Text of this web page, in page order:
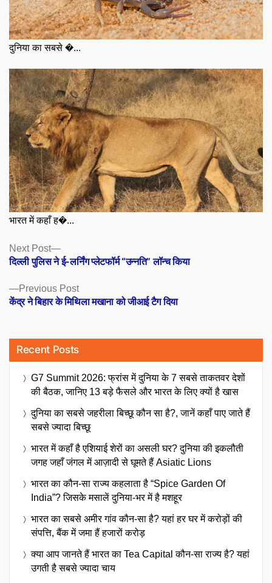
दुनिया का सबसे �...
भारत में कहाँ ह�...
Posts
navigation
Previous PostPrevious
post:
केंद्र ने बिहार के मिथिला मखाना को जीआई टैग दिया
Next Post
Next
post:
दिल्ली पुलिस ने ई-लर्निंग प्लेटफॉर्म “उन्नति” लॉन्च किया
Recent Posts
G7 Summit 2026: फ्रांस में दुनिया के 7 सबसे ताकतवर देशों
की बैठक, जानिए 13 बड़े फैसले और भारत के लिए क्यों है खास
दुनिया का सबसे जहरीला बिच्छू कौन सा है?, जानें कहाँ पाए जाते हैं
सबसे ज्यादा बिच्छू
भारत में कहाँ है एशियाई शेरों का असली घर? दुनिया की इकलौती
जगह जहाँ जंगल में आज़ादी से घूमते हैं Asiatic Lions
भारत का कौन-सा राज्य कहलाता है “Spice Garden Of
India”? जिसके मसालें दुनिया-भर में है मशहूर
भारत का सबसे अमीर गांव कौन-सा है? यहां हर घर में करोड़ों की
संपत्ति, बैंक में जमा हैं हजारों करोड़
क्या आप जानते हैं भारत का Tea Capital कौन-सा राज्य है? यहां
उगती है सबसे ज्यादा चाय